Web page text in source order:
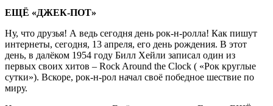
ЕЩЁ «ДЖЕК-ПОТ»
Ну, что друзья! А ведь сегодня день рок-н-ролла! Как пишут
интернеты, сегодня, 13 апреля, его день рождения. В этот
день, в далёком 1954 году Билл Хейли записал один из
первых своих хитов – Rock Around the Clock ( «Рок круглые
сутки»). Вскоре, рок-н-рол начал своё победное шествие по
миру.